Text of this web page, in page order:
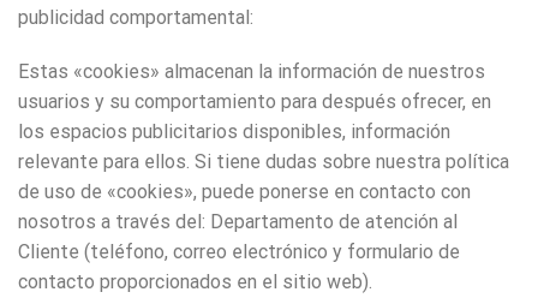
publicidad comportamental:
Estas «cookies» almacenan la información de nuestros
usuarios y su comportamiento para después ofrecer, en
los espacios publicitarios disponibles, información
relevante para ellos. Si tiene dudas sobre nuestra política
de uso de «cookies», puede ponerse en contacto con
nosotros a través del: Departamento de atención al
Cliente (teléfono, correo electrónico y formulario de
contacto proporcionados en el sitio web).